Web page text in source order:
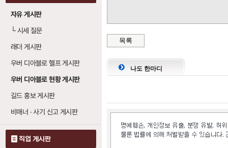
자유 게시판
└시세 질문
래더 게시판
우버 디아블로 헬프 게시판
우버 디아블로 현황 게시판
길드 홍보 게시판
비매너 · 사기 신고 게시판
직업 게시판
목록
나도 한마디